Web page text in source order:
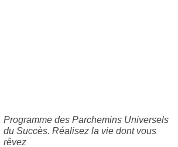
Programme des Parchemins Universels
du Succès. Réalisez la vie dont vous
rêvez